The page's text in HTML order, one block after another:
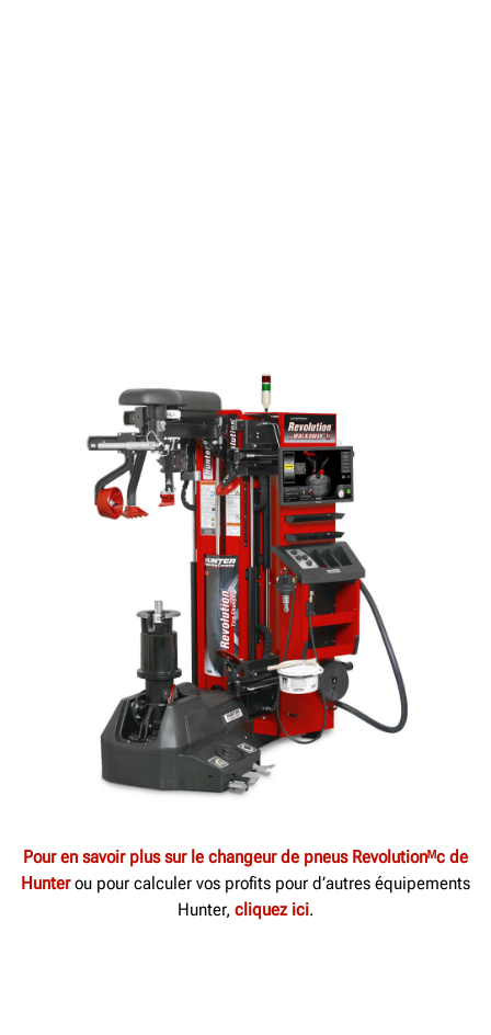
Pour en savoir plus sur le changeur de pneus Revolutionᴹc de
Hunterou pour calculer vos profits pour d’autres équipements
Hunter, cliquez ici.